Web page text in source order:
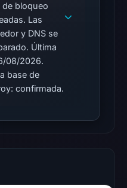
de bloqueo
Las
y DNS se
Última
08/2026.
base de
confirmada.